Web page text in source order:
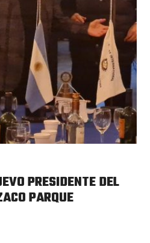
PRESIDENTE DEL
PARQUE